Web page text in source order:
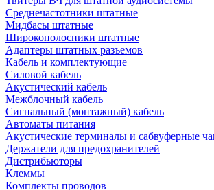
Среднечастотники штатные
Мидбасы штатные
Широкополосники штатные
Адаптеры штатных разъемов
Кабель и комплектующие
Силовой кабель
Акустический кабель
Межблочный кабель
Сигнальный (монтажный) кабель
Автоматы питания
Акустические терминалы и сабвуферные
Держатели для предохранителей
Дистрибьюторы
Клеммы
Комплекты проводов